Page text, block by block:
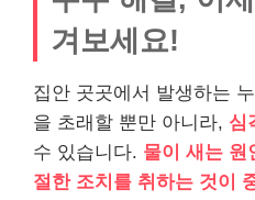
겨보세요!
집안 곳곳에서 발생하는
을 초래할 뿐만 아니라, 심
수 있습니다. 물이 새는 원
절한 조치를 취하는 것이